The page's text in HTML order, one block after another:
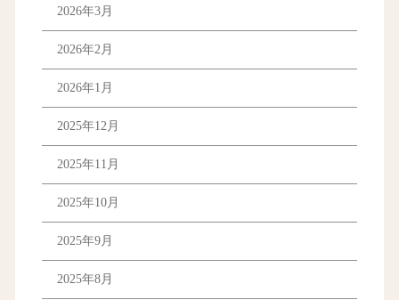
2026年3月
2026年2月
2026年1月
2025年12月
2025年11月
2025年10月
2025年9月
2025年8月